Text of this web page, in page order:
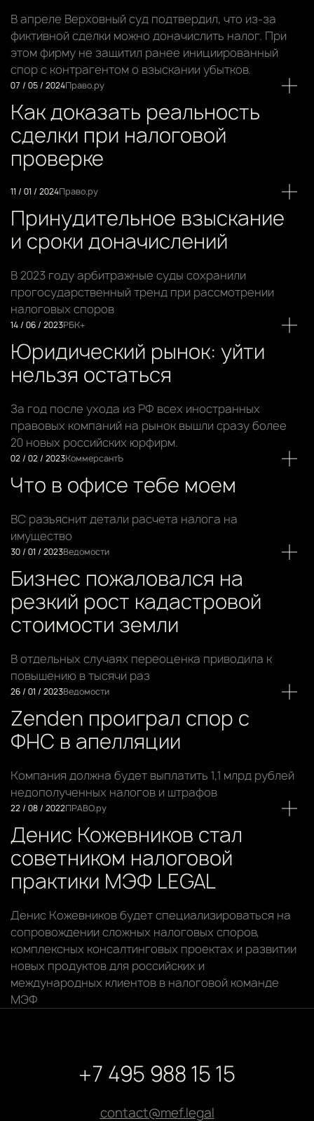
В апреле Верховный суд подтвердил, что из-за
фиктивной сделки можно доначислить налог. При
этом фирму не защитил ранее инициированный
спор с контрагентом о взыскании убытков.
07 / 05 / 2024Право.ру
Как доказать реальность
сделки при налоговой
проверке
11 / 01 / 2024Право.ру
Принудительное взыскание
и сроки доначислений
В 2023 году арбитражные суды сохранили
прогосударственный тренд при рассмотрении
налоговых споров
14 / 06 / 2023РБК+
Юридический рынок: уйти
нельзя остаться
За год после ухода из РФ всех иностранных
правовых компаний на рынок вышли сразу более
20 новых российских юрфирм.
02 / 02 / 2023КоммерсантЪ
Что в офисе тебе моем
ВС разъяснит детали расчета налога на
имущество
30 / 01 / 2023Ведомости
Бизнес пожаловался на
резкий рост кадастровой
стоимости земли
В отдельных случаях переоценка приводила к
повышению в тысячи раз
26 / 01 / 2023Ведомости
Zenden проиграл спор с
ФНС в апелляции
Компания должна будет выплатить 1,1 млрд рублей
недополученных налогов и штрафов
22 / 08 / 2022ПРАВО.ру
Денис Кожевников стал
советником налоговой
практики МЭФ LEGAL
Денис Кожевников будет специализироваться на
сопровождении сложных налоговых споров,
комплексных консалтинговых проектах и развитии
новых продуктов для российских и
международных клиентов в налоговой команде
МЭФ
+7 495 988 15 15
contact@mef.legal